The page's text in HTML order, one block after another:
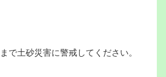
で土砂災害に警戒してください。